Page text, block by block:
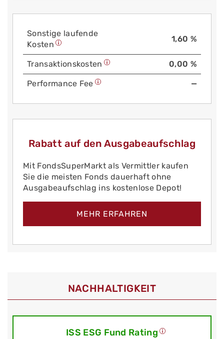
Sonstige laufende
Kosten
1,60 %
Trans­aktions­kosten 0,00 %
Performance Fee —
Rabatt auf den Ausgabeaufschlag
Mit FondsSuperMarkt als Vermittler kaufen
Sie die meisten Fonds dauerhaft ohne
Ausgabeaufschlag ins kostenlose Depot!
MEHR ERFAHREN
NACHHALTIGKEIT
ISS ESG Fund Rating